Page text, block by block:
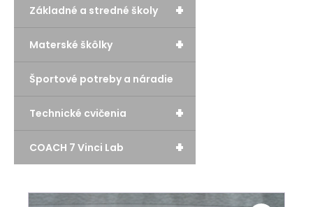
+
Základné a stredné školy
+
Materské škôlky
Športové potreby a náradie
+
Technické cvičenia
+
COACH 7 Vinci Lab